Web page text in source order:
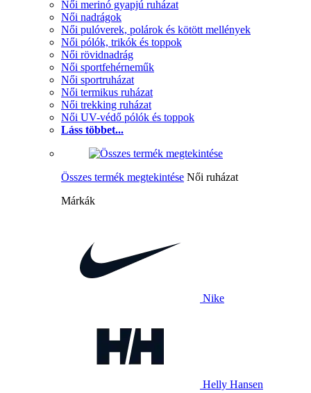
Női merinó gyapjú ruházat
Női nadrágok
Női pulóverek, polárok és kötött mellények
Női pólók, trikók és toppok
Női rövidnadrág
Női sportfehérneműk
Női sportruházat
Női termikus ruházat
Női trekking ruházat
Női UV-védő pólók és toppok
Láss többet...
Összes termék megtekintése Női ruházat
Márkák
Nike
Helly Hansen